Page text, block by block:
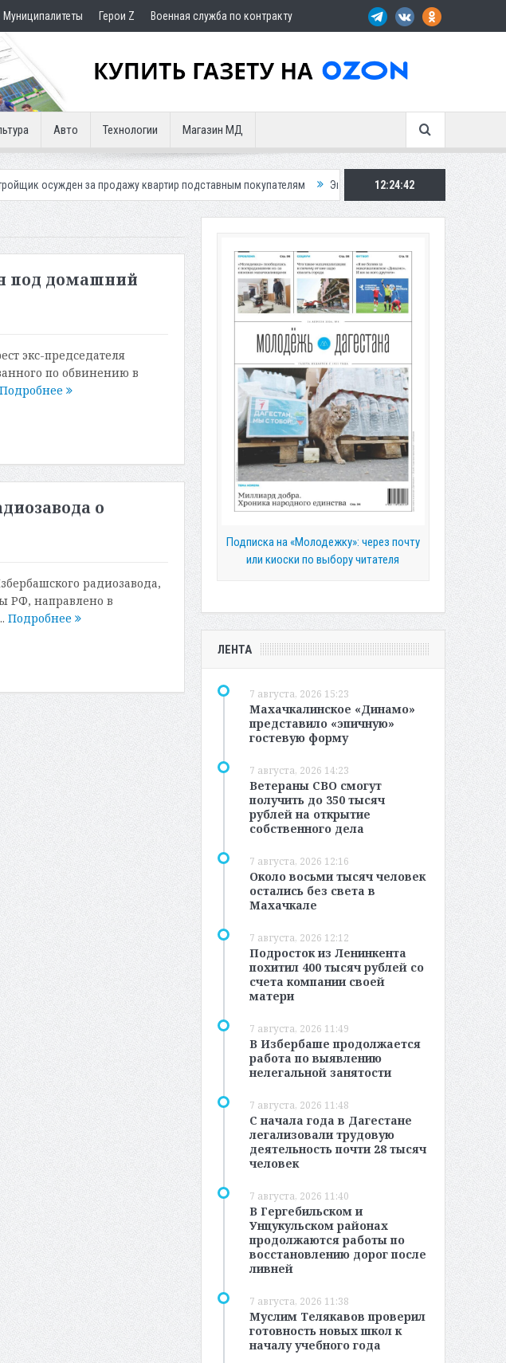
Муниципалитеты Герои Z Военная служба по контракту
Авто Технологии Магазин МД
за продажу квартир подставным покупателям Экс-сотрудница Соцфонда получила срок за обман
12:24:44
под домашний
экс-председателя
по обвинению в
Подробнее
о
радиозавода,
РФ, направлено в
Подробнее
Подписка на «Молодежку»: через почту
или киоски по выбору читателя
ЛЕНТА
7 августа, 2026 15:23
Махачкалинское «Динамо»
представило «эпичную»
гостевую форму
7 августа, 2026 14:23
Ветераны СВО смогут
получить до 350 тысяч
рублей на открытие
собственного дела
7 августа, 2026 12:16
Около восьми тысяч человек
остались без света в
Махачкале
7 августа, 2026 12:12
Подросток из Ленинкента
похитил 400 тысяч рублей со
счета компании своей
матери
7 августа, 2026 11:49
В Избербаше продолжается
работа по выявлению
нелегальной занятости
7 августа, 2026 11:48
С начала года в Дагестане
легализовали трудовую
деятельность почти 28 тысяч
человек
7 августа, 2026 11:40
В Гергебильском и
Унцукульском районах
продолжаются работы по
восстановлению дорог после
ливней
7 августа, 2026 11:38
Муслим Телякавов проверил
готовность новых школ к
началу учебного года